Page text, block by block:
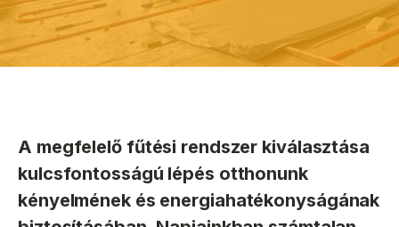
A megfelelő fűtési rendszer kiválasztása
kulcsfontosságú lépés otthonunk
kényelmének és energiahatékonyságának